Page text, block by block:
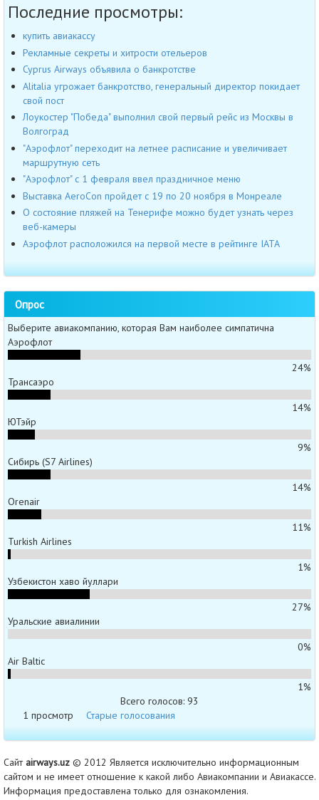
Последние просмотры:
купить авиакассу
Рекламные секреты и хитрости отельеров
Cyprus Airways объявила о банкротстве
Alitalia угрожает банкротство, генеральный директор покидает
свой пост
Лоукостер "Победа" выполнил свой первый рейс из Москвы в
Волгоград
"Аэрофлот" переходит на летнее расписание и увеличивает
маршрутную сеть
"Аэрофлот" с 1 февраля ввел праздничное меню
Выставка AeroCon пройдет с 19 по 20 ноября в Монреале
О состояние пляжей на Тенерифе можно будет узнать через
веб-камеры
Аэрофлот расположился на первой месте в рейтинге IATA
Опрос
Выберите авиакомпанию, которая Вам наиболее симпатична
Аэрофлот
24%
Трансаэро
14%
ЮТэйр
9%
Сибирь (S7 Airlines)
14%
Orenair
11%
Turkish Airlines
1%
Узбекистон хаво йуллари
27%
Уральские авиалинии
0%
Air Baltic
1%
Всего голосов: 93
1 просмотр
Старые голосования
Сайтairways.uz © 2012 Является исключительно информационным
сайтом и не имеет отношение к какой либо Авиакомпании и Авиакассе.
Информация предоставлена только для ознакомления.